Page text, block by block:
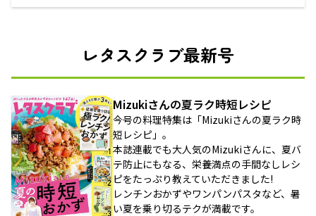
レタスクラブ最新号
Mizukiさんの夏ラク時短レシピ
今号の料理特集は「Mizukiさんの夏ラク時
短レシピ」。
本誌連載でも大人気のMizukiさんに、夏バ
テ防止にもなる、栄養満点の手間なしレシ
ピをたっぷり教えていただきました!
レンチンおかずやワンパンパスタなど、暑
い夏を乗り切るテクが満載です。